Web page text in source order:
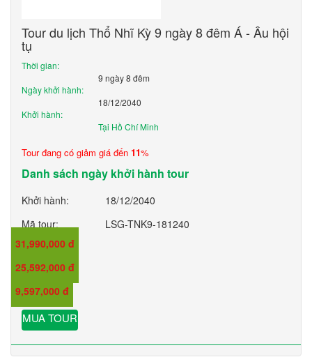
Tour du lịch Thổ Nhĩ Kỳ 9 ngày 8 đêm Á - Âu hội
tụ
Thời gian:
9 ngày 8 đêm
Ngày khởi hành:
18/12/2040
Khởi hành:
Tại Hồ Chí Minh
Tour đang có giảm giá đến 11%
Danh sách ngày khởi hành tour
Khởi hành:
18/12/2040
Mã tour:
LSG-TNK9-181240
Giá:
31,990,000 đ
Giá trẻ em:
25,592,000 đ
Giá em bé:
9,597,000 đ
MUA TOUR